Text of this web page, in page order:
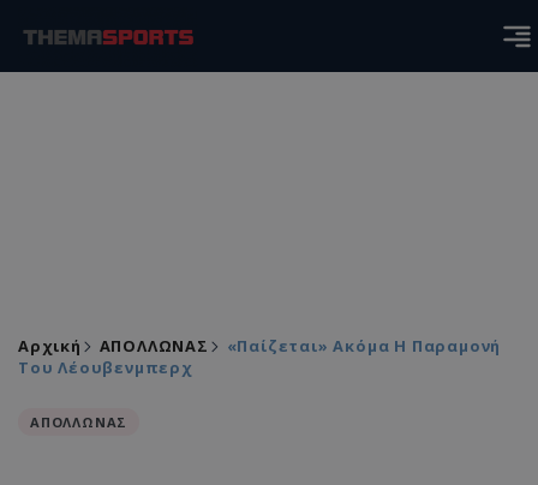
Αρχική ΑΠΟΛΛΩΝΑΣ
«Παίζεται» Ακόμα Η Παραμονή
Του Λέουβενμπερχ
ΑΠΟΛΛΩΝΑΣ